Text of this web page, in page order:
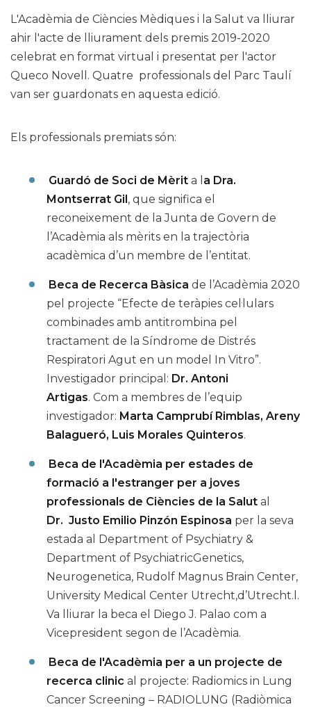
L'Acadèmia de Ciències Mèdiques i la Salut va lliurar
ahir l'acte de lliurament dels premis 2019-2020
celebrat en format virtual i presentat per l'actor
Queco Novell. Quatre professionals del Parc Taulí
van ser guardonats en aquesta edició.
Els professionals premiats són:
Guardó de Soci de Mèrit a l a Dra.
Montserrat Gil, que significa el
reconeixement de la Junta de Govern de
l’Acadèmia als mèrits en la trajectòria
acadèmica d’un membre de l’entitat.
Beca de Recerca Bàsica de l’Acadèmia 2020
pel projecte “Efecte de teràpies cel·lulars
combinades amb antitrombina pel
tractament de la Síndrome de Distrés
Respiratori Agut en un model In Vitro”.
Investigador principal: Dr. Antoni
Artigas. Com a membres de l’equip
investigador: Marta Camprubí Rimblas, Areny
Balagueró, Luis Morales Quinteros.
Beca de l'Acadèmia per estades de
formació a l'estranger per a joves
professionals de Ciències de la Salut al
Dr. Justo Emilio Pinzón Espinosa per la seva
estada al Department of Psychiatry &
Department of PsychiatricGenetics,
Neurogenetica, Rudolf Magnus Brain Center,
University Medical Center Utrecht,d’Utrecht.l.
Va lliurar la beca el Diego J. Palao com a
Vicepresident segon de l’Acadèmia.
Beca de l'Acadèmia per a un projecte de
recerca clinic al projecte: Radiomics in Lung
Cancer Screening – RADIOLUNG (Radiòmica